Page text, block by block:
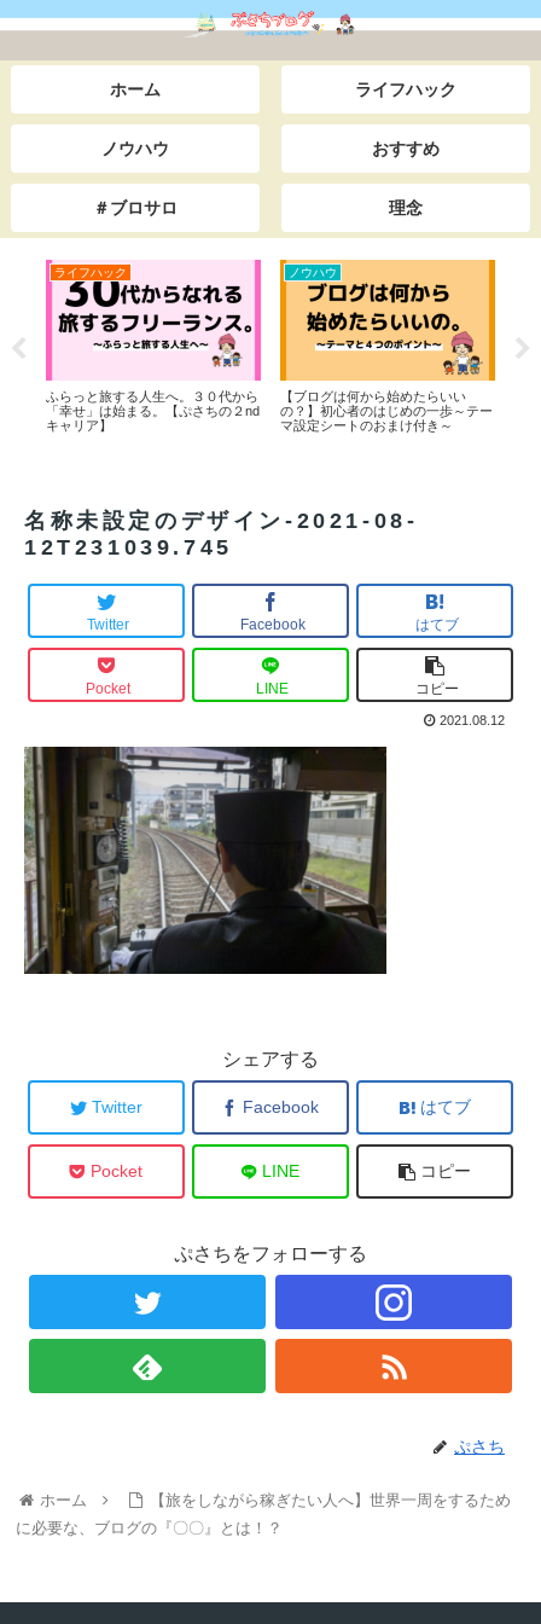
ホーム ライフハック
ノウハウ おすすめ
＃ブロサロ 理念
ライフハック
ふらっと旅する人生へ。３０代から
「幸せ」は始まる。【ぷさちの２nd
キャリア】
ノウハウ
【ブログは何から始めたらいい
の？】初心者のはじめの一歩～テー
マ設定シートのおまけ付き～
名称未設定のデザイン-2021-08-
12T231039.745
Twitter Facebook はてブ
Pocket LINE コピー
2021.08.12
シェアする
Twitter Facebook はてブ
Pocket LINE コピー
ぷさちをフォローする
ぷさち
ホーム
【旅をしながら稼ぎたい人へ】世界一周をするため
に必要な、ブログの『〇〇』とは！？